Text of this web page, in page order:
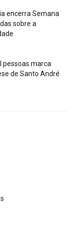
encerra Semana
sobre a
pessoas marca
de Santo André